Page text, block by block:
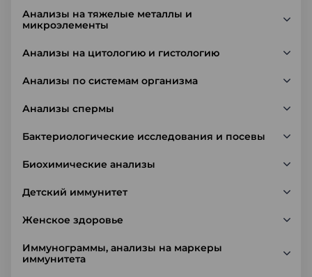
Анализы на тяжелые металлы и
микроэлементы
Анализы на цитологию и гистологию
Анализы по системам организма
Анализы спермы
Бактериологические исследования и посевы
Биохимические анализы
Детский иммунитет
Женское здоровье
Иммунограммы, анализы на маркеры
иммунитета